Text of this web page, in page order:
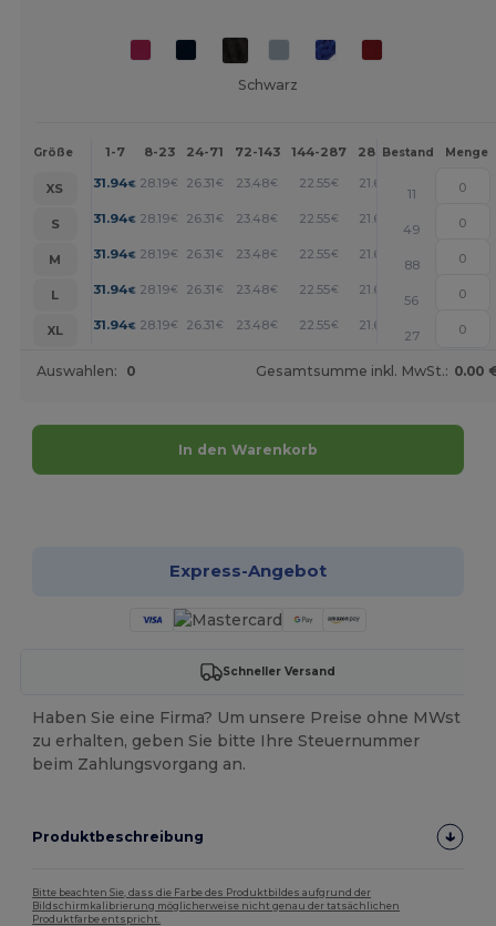
Schwarz
Größe 1-7 8-23 24-71 72-143 144-287 288 + Mehr
Bestand Menge
XS 31.94€ 28.19€ 26.31€ 23.48€ 22.55€ 21.61
11
S
31.94€ 28.19€ 26.31€ 23.48€ 22.55€ 21.61 +
49
M
31.94€ 28.19€ 26.31€ 23.48€ 22.55€ 21.61 +
88
L
31.94€ 28.19€ 26.31€ 23.48€ 22.55€ 21.61
56
XL
31.94€ 28.19€ 26.31€ 23.48€ 22.55€ 21.61 +
27
Auswahlen: 0 Gesamtsumme inkl. MwSt.: 0.00
In den Warenkorb
Express-Angebot
Schneller Versand
Haben Sie eine Firma? Um unsere Preise ohne MWst
zu erhalten, geben Sie bitte Ihre Steuernummer
beim Zahlungsvorgang an.
Produktbeschreibung
Bitte beachten Sie, dass die Farbe des Produktbildes aufgrund der
Bildschirmkalibrierung möglicherweise nicht genau der tatsächlichen
Produktfarbe entspricht.